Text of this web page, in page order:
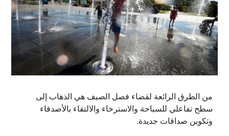
من الطرق الرائعة لقضاء فصل الصيف هي الذهاب إلى
سطح تفاعلي للسباحة والاسترخاء والالتقاء بالأصدقاء
وتكوين صداقات جديدة.